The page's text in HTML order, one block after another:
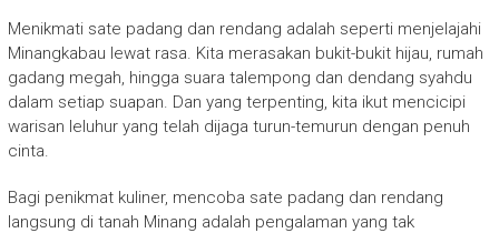
Menikmati sate padang dan rendang adalah seperti menjelajahi
Minangkabau lewat rasa. Kita merasakan bukit-bukit hijau, rumah
gadang megah, hingga suara talempong dan dendang syahdu
dalam setiap suapan. Dan yang terpenting, kita ikut mencicipi
warisan leluhur yang telah dijaga turun-temurun dengan penuh
cinta.
Bagi penikmat kuliner, mencoba sate padang dan rendang
langsung di tanah Minang adalah pengalaman yang tak